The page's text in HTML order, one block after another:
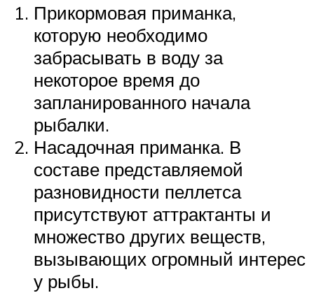
Прикормовая приманка,
которую необходимо
забрасывать в воду за
некоторое время до
запланированного начала
рыбалки.
Насадочная приманка. В
составе представляемой
разновидности пеллетса
присутствуют аттрактанты и
множество других веществ,
вызывающих огромный интерес
у рыбы.